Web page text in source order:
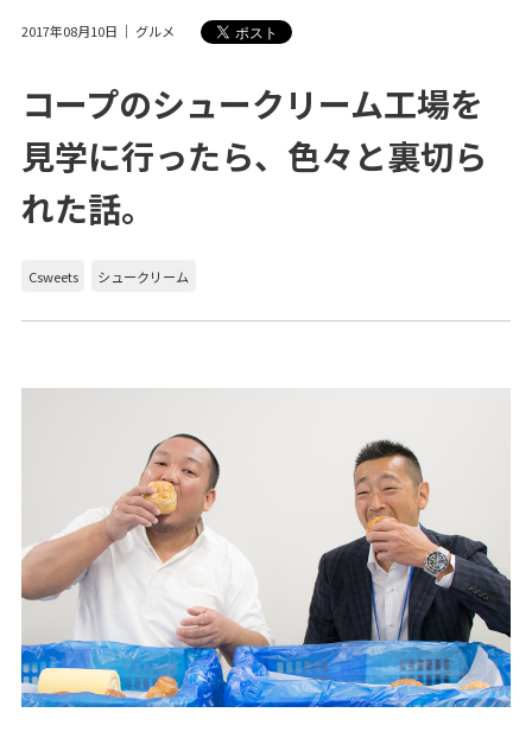
2017年08月10日 グルメ
コープのシュークリーム工場を
見学に行ったら、色々と裏切ら
れた話。
Csweets シュークリーム